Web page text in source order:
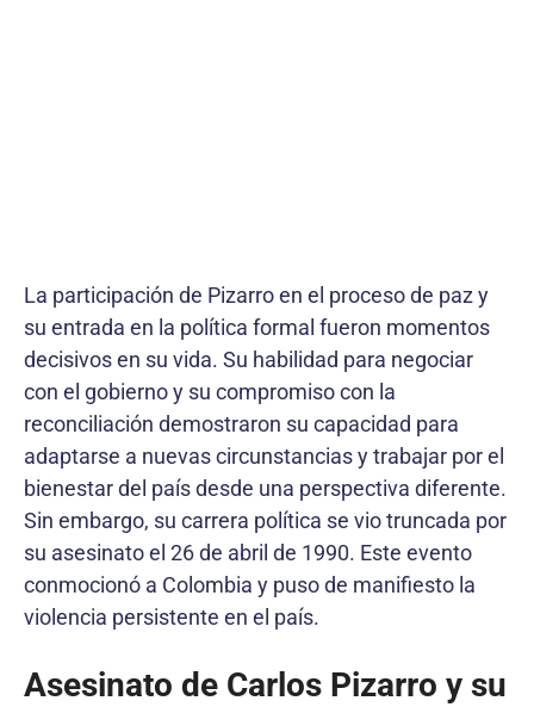
La participación de Pizarro en el proceso de paz y
su entrada en la política formal fueron momentos
decisivos en su vida. Su habilidad para negociar
con el gobierno y su compromiso con la
reconciliación demostraron su capacidad para
adaptarse a nuevas circunstancias y trabajar por el
bienestar del país desde una perspectiva diferente.
Sin embargo, su carrera política se vio truncada por
su asesinato el 26 de abril de 1990. Este evento
conmocionó a Colombia y puso de manifiesto la
violencia persistente en el país.
Asesinato de Carlos Pizarro y su